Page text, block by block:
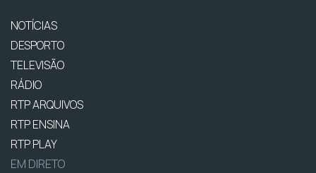
NOTÍCIAS
DESPORTO
TELEVISÃO
RÁDIO
RTP ARQUIVOS
RTP ENSINA
RTP PLAY
EM DIRETO